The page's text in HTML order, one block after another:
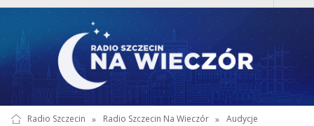
Radio Szczecin » Radio Szczecin Na Wieczór » Audycje